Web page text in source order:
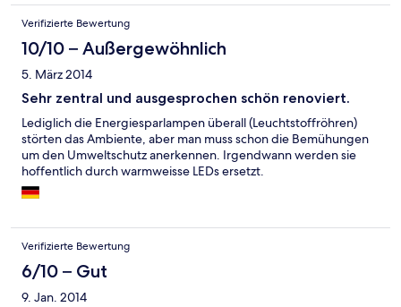
Verifizierte Bewertung
10/10 – Außergewöhnlich
5. März 2014
Sehr zentral und ausgesprochen schön renoviert.
Lediglich die Energiesparlampen überall (Leuchtstoffröhren)
störten das Ambiente, aber man muss schon die Bemühungen
um den Umweltschutz anerkennen. Irgendwann werden sie
hoffentlich durch warmweisse LEDs ersetzt.
Verifizierte Bewertung
6/10 – Gut
9. Jan. 2014